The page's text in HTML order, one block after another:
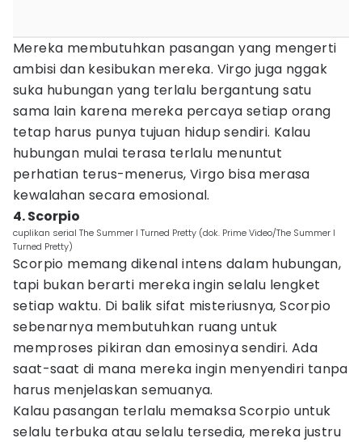
Mereka membutuhkan pasangan yang mengerti
ambisi dan kesibukan mereka. Virgo juga nggak
suka hubungan yang terlalu bergantung satu
sama lain karena mereka percaya setiap orang
tetap harus punya tujuan hidup sendiri. Kalau
hubungan mulai terasa terlalu menuntut
perhatian terus-menerus, Virgo bisa merasa
kewalahan secara emosional.
4. Scorpio
cuplikan serial The Summer I Turned Pretty (dok. Prime Video/The Summer I
Turned Pretty)
Scorpio memang dikenal intens dalam hubungan,
tapi bukan berarti mereka ingin selalu lengket
setiap waktu. Di balik sifat misteriusnya, Scorpio
sebenarnya membutuhkan ruang untuk
memproses pikiran dan emosinya sendiri. Ada
saat-saat di mana mereka ingin menyendiri tanpa
harus menjelaskan semuanya.
Kalau pasangan terlalu memaksa Scorpio untuk
selalu terbuka atau selalu tersedia, mereka justru